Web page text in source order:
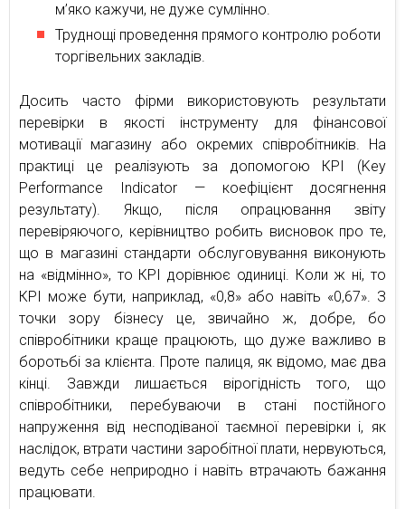
м’яко кажучи, не дуже сумлінно.
Труднощі проведення прямого контролю роботи
торгівельних закладів.
Досить часто фірми використовують результати
перевірки в якості інструменту для фінансової
мотивації магазину або окремих співробітників. На
практиці це реалізують за допомогою КРІ (Key
Performance Indicator — коефіцієнт досягнення
результату). Якщо, після опрацювання звіту
перевіряючого, керівництво робить висновок про те,
що в магазині стандарти обслуговування виконують
на «відмінно», то КРІ дорівнює одиниці. Коли ж ні, то
КРІ може бути, наприклад, «0,8» або навіть «0,67». З
точки зору бізнесу це, звичайно ж, добре, бо
співробітники краще працюють, що дуже важливо в
боротьбі за клієнта. Проте палиця, як відомо, має два
кінці. Завжди лишається вірогідність того, що
співробітники, перебуваючи в стані постійного
напруження від несподіваної таємної перевірки і, як
наслідок, втрати частини заробітної плати, нервуються,
ведуть себе неприродно і навіть втрачають бажання
працювати.